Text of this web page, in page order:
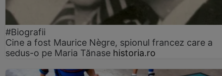
#Biografii
Cine a fost Maurice Nègre, spionul francez care a
sedus-o pe Maria Tănase historia.ro